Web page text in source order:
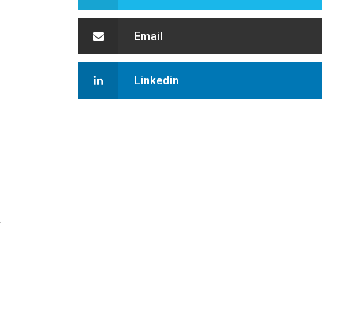
Email
Linkedin